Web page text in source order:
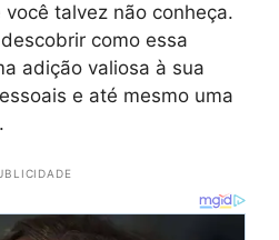
talvez não conheça.
como essa
adição valiosa à sua
e até mesmo uma